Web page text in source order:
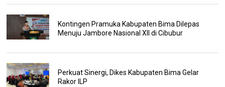
Kontingen Pramuka Kabupaten Bima Dilepas
Menuju Jambore Nasional XII di Cibubur
Perkuat Sinergi, Dikes Kabupaten Bima Gelar
Rakor ILP